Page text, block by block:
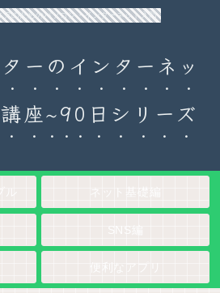
のためのパソコン・インターネット入門
ーのインターネッ
座~90日シリーズ